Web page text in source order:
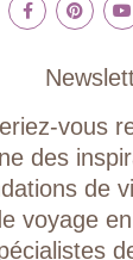
vous
des
de
voyage